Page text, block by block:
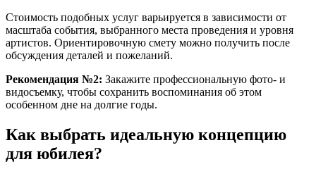
Стоимость подобных услуг варьируется в зависимости от
масштаба события, выбранного места проведения и уровня
артистов. Ориентировочную смету можно получить после
обсуждения деталей и пожеланий.
Рекомендация №2: Закажите профессиональную фото- и
видосъемку, чтобы сохранить воспоминания об этом
особенном дне на долгие годы.
Как выбрать идеальную концепцию
для юбилея?